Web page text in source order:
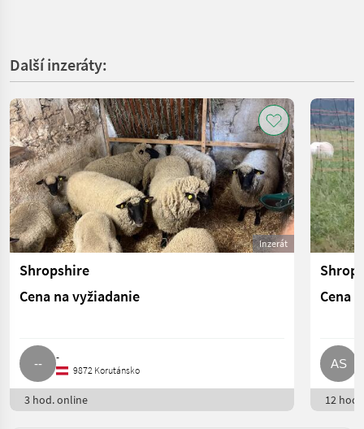
Další inzeráty:
Inzerát
Shropshire
Cena na vyžiadanie
-
9872 Korutánsko
3 hod. online
Cena
12